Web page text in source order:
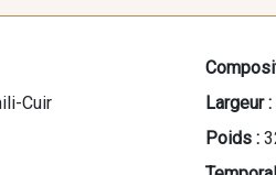
Cuir
Largeur :
Poids :